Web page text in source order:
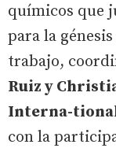
químicos que
para la
trabajo,
Ruiz y
Interna-
con la